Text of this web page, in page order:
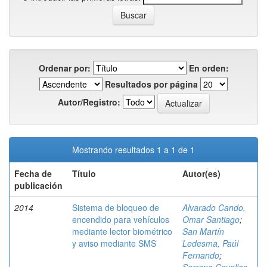
Ordenar por:
En orden:
Resultados por página
Autor/Registro:
Mostrando resultados 1 a 1 de 1
Fecha de
publicación
Título Autor(es)
2014
Sistema de bloqueo de
encendido para vehículos
mediante lector biométrico
y aviso mediante SMS
Alvarado Cando,
Omar Santiago;
San Martín
Ledesma, Paúl
Fernando;